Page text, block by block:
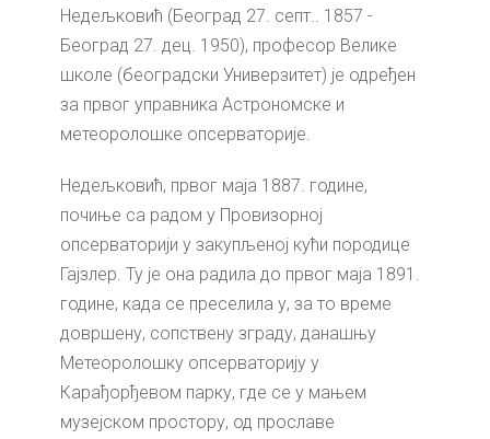
Недељковић (Београд 27. септ.. 1857 -
Београд 27. дец. 1950), професор Велике
школе (београдски Универзитет) је одређен
за првог управника Астрономске и
метеоролошке опсерваторије.
Недељковић, првог маја 1887. године,
почиње са радом у Провизорној
опсерваторији у закупљеној кући породице
Гајзлер. Ту је она радила до првог маја 1891.
године, када се преселила у, за то време
довршену, сопствену зграду, данашњу
Метеоролошку опсерваторију у
Карађорђевом парку, где се у мањем
музејском простору, од прославе